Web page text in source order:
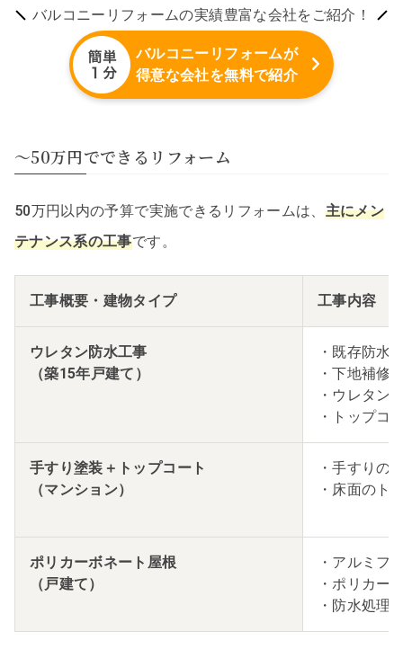
バルコニーリフォームの実績豊富な会社をご紹介！
バルコニーリフォームが
得意な会社を無料で紹介
〜50万円でできるリフォーム
50万円以内の予算で実施できるリフォームは、 主にメン
テナンス系の工事です。
工事概要・建物タイプ 工事内容
ウレタン防水工事
（築15年戸建て）
・既存防水
・下地補修
・ウレタン
・トップコ
手すり塗装＋トップコート
（マンション）
・手すりの
・床面のト
ポリカーボネート屋根
（戸建て）
・アルミフ
・ポリカー
・防水処理